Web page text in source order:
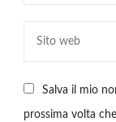
Salva il mio
prossima volta